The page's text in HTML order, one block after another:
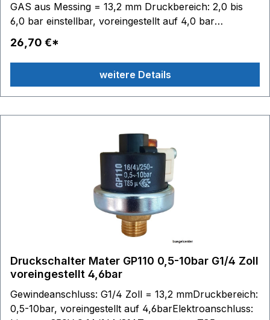
GAS aus Messing = 13,2 mm Druckbereich: 2,0 bis
6,0 bar einstellbar, voreingestellt auf 4,0 bar
Schaltkontakte: 6,3 x 0,8 - max. 250V 10(2)A
Edelstahlmembrane Material Gehäuse:
Technopolymer (PET) Temperaturbereich: Medium
140 °C, Umgebung 125 °C
26,70 €*
weitere Details
Druckschalter Mater GP110 0,5-10bar G1/4 Zoll
voreingestellt 4,6bar
Gewindeanschluss: G1/4 Zoll = 13,2 mmDruckbereich:
0,5-10bar, voreingestellt auf 4,6barElektroanschluss: